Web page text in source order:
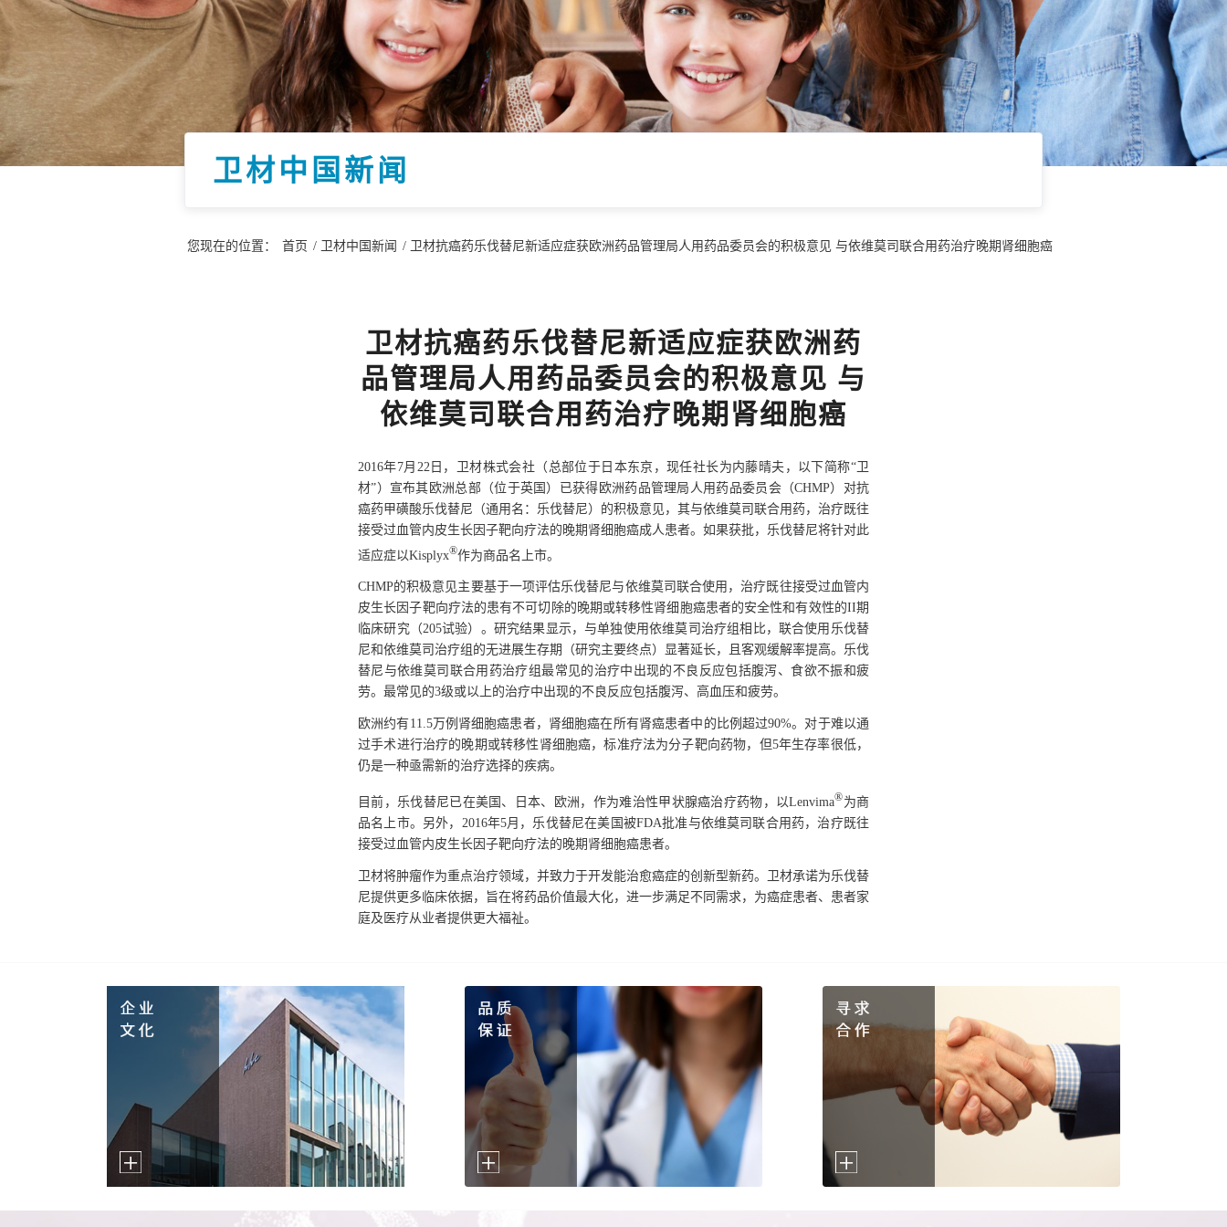
卫材中国新闻
您现在的位置： 首页 / 卫材中国新闻 / 卫材抗癌药乐伐替尼新适应症获欧洲药品管理局人用药品委员会的积极意见 与依维莫司联合用药治疗晚期肾细胞癌
卫材抗癌药乐伐替尼新适应症获欧洲药
品管理局人用药品委员会的积极意见 与
依维莫司联合用药治疗晚期肾细胞癌
2016年7月22日，卫材株式会社（总部位于日本东京，现任社长为内藤晴夫，以下简称“卫
材”）宣布其欧洲总部（位于英国）已获得欧洲药品管理局人用药品委员会（CHMP）对抗
癌药甲磺酸乐伐替尼（通用名：乐伐替尼）的积极意见，其与依维莫司联合用药，治疗既往
接受过血管内皮生长因子靶向疗法的晚期肾细胞癌成人患者。如果获批，乐伐替尼将针对此
适应症以Kisplyx®作为商品名上市。
CHMP的积极意见主要基于一项评估乐伐替尼与依维莫司联合使用，治疗既往接受过血管内
皮生长因子靶向疗法的患有不可切除的晚期或转移性肾细胞癌患者的安全性和有效性的II期
临床研究（205试验）。研究结果显示，与单独使用依维莫司治疗组相比，联合使用乐伐替
尼和依维莫司治疗组的无进展生存期（研究主要终点）显著延长，且客观缓解率提高。乐伐
替尼与依维莫司联合用药治疗组最常见的治疗中出现的不良反应包括腹泻、食欲不振和疲
劳。最常见的3级或以上的治疗中出现的不良反应包括腹泻、高血压和疲劳。
欧洲约有11.5万例肾细胞癌患者，肾细胞癌在所有肾癌患者中的比例超过90%。对于难以通
过手术进行治疗的晚期或转移性肾细胞癌，标准疗法为分子靶向药物，但5年生存率很低，
仍是一种亟需新的治疗选择的疾病。
目前，乐伐替尼已在美国、日本、欧洲，作为难治性甲状腺癌治疗药物，以Lenvima®为商
品名上市。另外，2016年5月，乐伐替尼在美国被FDA批准与依维莫司联合用药，治疗既往
接受过血管内皮生长因子靶向疗法的晚期肾细胞癌患者。
卫材将肿瘤作为重点治疗领域，并致力于开发能治愈癌症的创新型新药。卫材承诺为乐伐替
尼提供更多临床依据，旨在将药品价值最大化，进一步满足不同需求，为癌症患者、患者家
庭及医疗从业者提供更大福祉。